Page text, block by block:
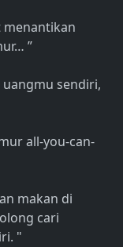
menantikan
”
sendiri,
all-you-can-
makan di
cari
"